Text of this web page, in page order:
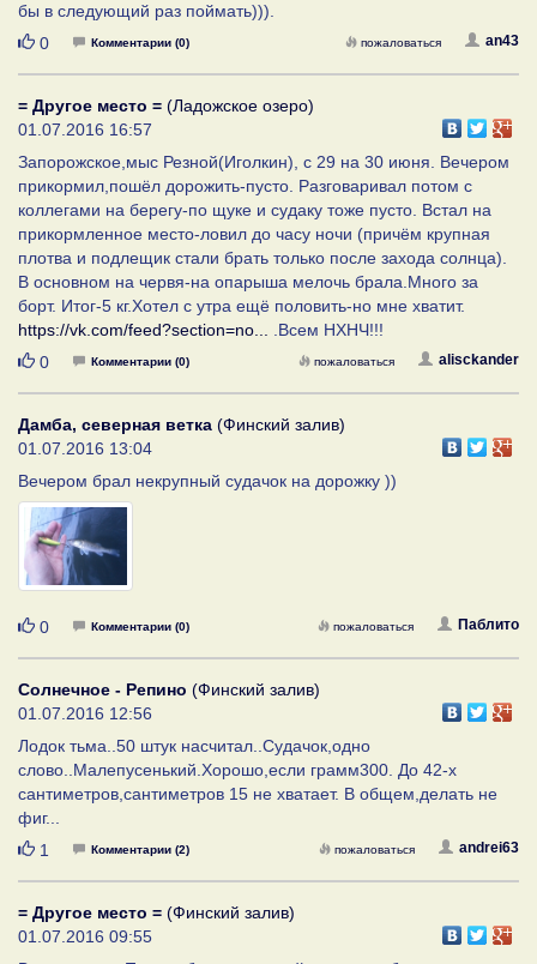
бы в следующий раз поймать))).
Нравится
0 Комментарии (0) an43
пожаловаться
= Другое место = (Ладожское озеро)
01.07.2016 16:57
Запорожское,мыс Резной(Иголкин), с 29 на 30 июня. Вечером
прикормил,пошёл дорожить-пусто. Разговаривал потом с
коллегами на берегу-по щуке и судаку тоже пусто. Встал на
прикормленное место-ловил до часу ночи (причём крупная
плотва и подлещик стали брать только после захода солнца).
В основном на червя-на опарыша мелочь брала.Много за
борт. Итог-5 кг.Хотел с утра ещё половить-но мне хватит.
https://vk.com/feed?section=no... .Всем НХНЧ!!!
Нравится
0 Комментарии (0) alisckander
пожаловаться
Дамба, северная ветка (Финский залив)
01.07.2016 13:04
Вечером брал некрупный судачок на дорожку ))
Нравится
0 Комментарии (0) Паблито
пожаловаться
Солнечное - Репино (Финский залив)
01.07.2016 12:56
Лодок тьма..50 штук насчитал..Судачок,одно
слово..Малепусенький.Хорошо,если грамм300. До 42-х
сантиметров,сантиметров 15 не хватает. В общем,делать не
фиг...
Нравится
1 Комментарии (2) andrei63
пожаловаться
= Другое место = (Финский залив)
01.07.2016 09:55